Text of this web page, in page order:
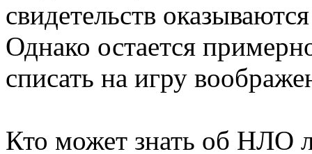
свидетельств
Однако остается
списать на игру
Кто может знать об НЛО